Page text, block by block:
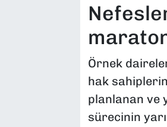
Örnek
hak
planlanan ve
sürecinin